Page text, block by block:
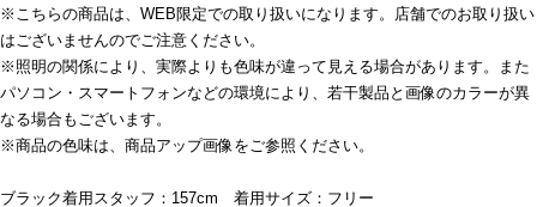
※こちらの商品は、WEB限定での取り扱いになります。店舗でのお取り扱い
はございませんのでご注意ください。
※照明の関係により、実際よりも色味が違って見える場合があります。また
パソコン・スマートフォンなどの環境により、若干製品と画像のカラーが異
なる場合もございます。
※商品の色味は、商品アップ画像をご参照ください。
ブラック着用スタッフ：157cm 着用サイズ：フリー